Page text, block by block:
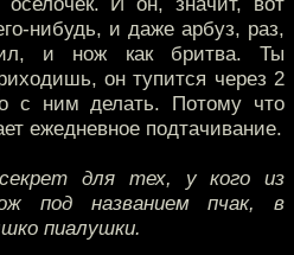
нибудь, и даже арбуз, раз,
и нож как бритва. Ты
он тупится через 2
с ним делать. Потому что
ежедневное подтачивание.
для тех, у кого из
под названием пчак, в
пиалушки.